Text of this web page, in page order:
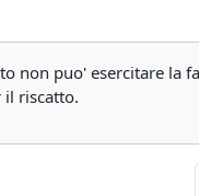
non puo' esercitare la
il riscatto.